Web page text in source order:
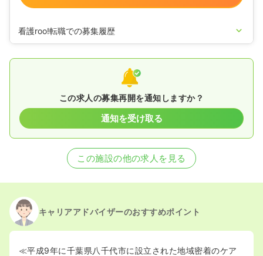
看護roo!転職での募集履歴
この求人の募集再開を通知しますか？
通知を受け取る
この施設の他の求人を見る
キャリアアドバイザーのおすすめポイント
≪平成9年に千葉県八千代市に設立された地域密着のケア